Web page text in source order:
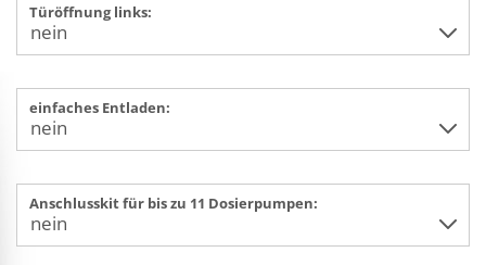
Türöffnung links:
einfaches Entladen:
Anschlusskit für bis zu 11 Dosierpumpen: